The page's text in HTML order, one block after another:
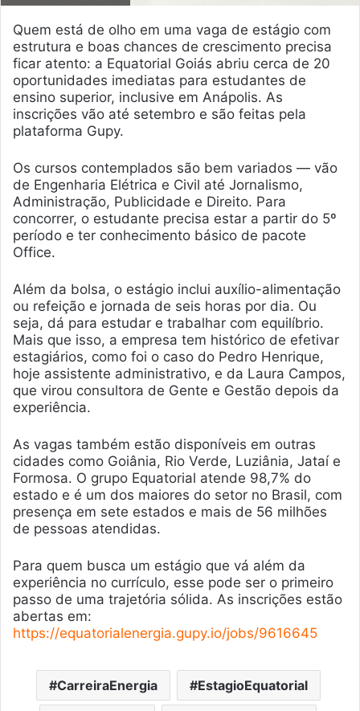
Quem está de olho em uma vaga de estágio com
estrutura e boas chances de crescimento precisa
ficar atento: a Equatorial Goiás abriu cerca de 20
oportunidades imediatas para estudantes de
ensino superior, inclusive em Anápolis. As
inscrições vão até setembro e são feitas pela
plataforma Gupy.
Os cursos contemplados são bem variados — vão
de Engenharia Elétrica e Civil até Jornalismo,
Administração, Publicidade e Direito. Para
concorrer, o estudante precisa estar a partir do 5º
período e ter conhecimento básico de pacote
Office.
Além da bolsa, o estágio inclui auxílio-alimentação
ou refeição e jornada de seis horas por dia. Ou
seja, dá para estudar e trabalhar com equilíbrio.
Mais que isso, a empresa tem histórico de efetivar
estagiários, como foi o caso do Pedro Henrique,
hoje assistente administrativo, e da Laura Campos,
que virou consultora de Gente e Gestão depois da
experiência.
As vagas também estão disponíveis em outras
cidades como Goiânia, Rio Verde, Luziânia, Jataí e
Formosa. O grupo Equatorial atende 98,7% do
estado e é um dos maiores do setor no Brasil, com
presença em sete estados e mais de 56 milhões
de pessoas atendidas.
Para quem busca um estágio que vá além da
experiência no currículo, esse pode ser o primeiro
passo de uma trajetória sólida. As inscrições estão
abertas em:
https://equatorialenergia.gupy.io/jobs/9616645
CarreiraEnergia EstagioEquatorial